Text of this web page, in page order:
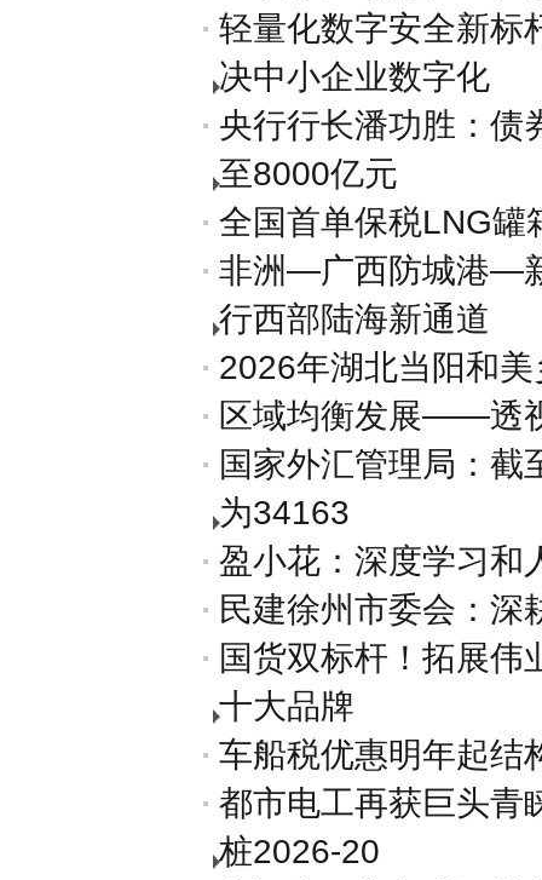
轻量化数字安全新标
决中小企业数字化
央行行长潘功胜：债
至8000亿元
全国首单保税LNG罐
非洲—广西防城港—
行西部陆海新通道
2026年湖北当阳和
区域均衡发展——透
国家外汇管理局：截
为34163
盈小花：深度学习和
民建徐州市委会：深
国货双标杆！拓展伟
十大品牌
车船税优惠明年起结
都市电工再获巨头青
桩2026-20